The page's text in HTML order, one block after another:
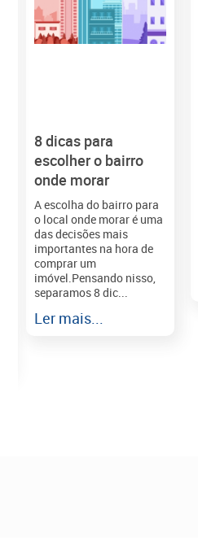
8 dicas para
escolher o bairro
onde morar
A escolha do bairro para
o local onde morar é uma
das decisões mais
importantes na hora de
comprar um
imóvel.Pensando nisso,
separamos 8 dic...
Ler mais...